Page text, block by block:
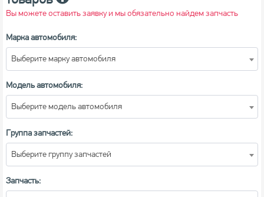
Вы можете оставить заявку и мы обязательно найдем запчасть
Марка автомобиля:
Выберите марку автомобиля
Модель автомобиля:
Выберите модель автомобиля
Группа запчастей:
Выберите группу запчастей
Запчасть: